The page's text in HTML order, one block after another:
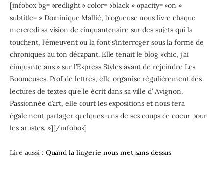
[infobox bg= »redlight » color= »black » opacity= »on »
subtitle= » Dominique Mallié, blogueuse nous livre chaque
mercredi sa vision de cinquantenaire sur des sujets qui la
touchent, l’émeuvent ou la font s’interroger sous la forme de
chroniques au ton décapant. Elle tenait le blog «chic, j’ai
cinquante ans » sur l’Express Styles avant de rejoindre Les
Boomeuses. Prof de lettres, elle organise régulièrement des
lectures de textes qu’elle écrit dans sa ville d’ Avignon.
Passionnée d’art, elle court les expositions et nous fera
également partager quelques-uns de ses coups de coeur pour
les artistes. »][/infobox]
Lire aussi : Quand la lingerie nous met sans dessus